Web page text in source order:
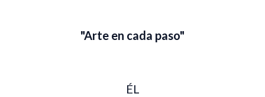
"Arte en cada paso"
ÉL